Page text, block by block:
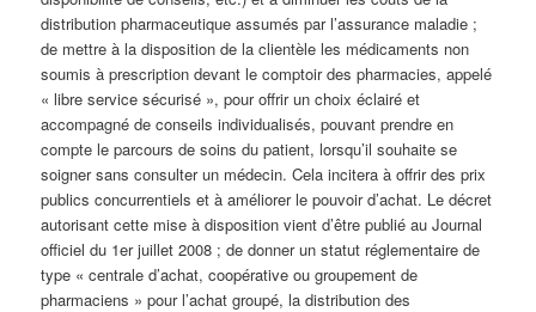
distribution pharmaceutique assumés par l’assurance maladie ;
de mettre à la disposition de la clientèle les médicaments non
soumis à prescription devant le comptoir des pharmacies, appelé
« libre service sécurisé », pour offrir un choix éclairé et
accompagné de conseils individualisés, pouvant prendre en
compte le parcours de soins du patient, lorsqu’il souhaite se
soigner sans consulter un médecin. Cela incitera à offrir des prix
publics concurrentiels et à améliorer le pouvoir d’achat. Le décret
autorisant cette mise à disposition vient d’être publié au Journal
officiel du 1er juillet 2008 ; de donner un statut réglementaire de
type « centrale d’achat, coopérative ou groupement de
pharmaciens » pour l’achat groupé, la distribution des